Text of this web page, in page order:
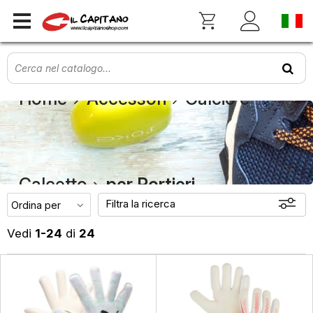
Home Accessori Calcio e
Calcetto per Portieri
Filtra la ricerca
Vedi 1-24 di 24